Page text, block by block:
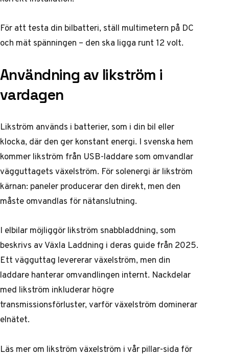
För att testa din bilbatteri, ställ multimetern på DC
och mät spänningen – den ska ligga runt 12 volt.
Användning av likström i
vardagen
Likström används i batterier, som i din bil eller
klocka, där den ger konstant energi. I svenska hem
kommer likström från USB-laddare som omvandlar
vägguttagets växelström. För solenergi är likström
kärnan: paneler producerar den direkt, men den
måste omvandlas för nätanslutning.
I elbilar möjliggör likström snabbladdning, som
beskrivs av Växla Laddning i deras guide från 2025.
Ett vägguttag levererar växelström, men din
laddare hanterar omvandlingen internt. Nackdelar
med likström inkluderar högre
transmissionsförluster, varför växelström dominerar
elnätet.
Läs mer om likström växelström i vår pillar-sida för